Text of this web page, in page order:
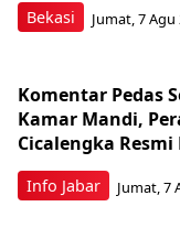
Bekasi Jumat, 7 Agu
Info Jabar
Komentar Pedas
Kamar Mandi,
Cicalengka
Jumat, 7